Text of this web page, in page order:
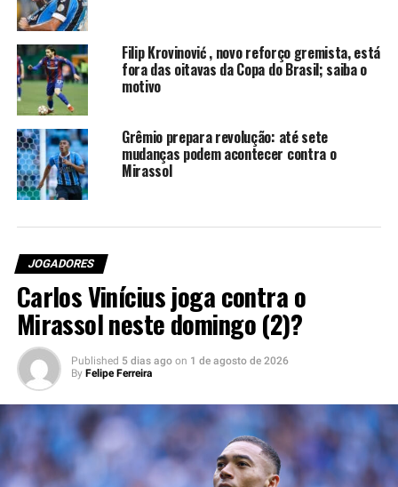
observaram as atividades entre risadas e brincadeiras. O
ambiente demonstrou, pela descontração, que o
episódio está superado.
Não há data marcada para
Renato falar
Institucionalmente está tudo resolvido. No entanto , a
entrevista para esclarecer o assunto publicamente.
Contudo, o Grêmio não divulgou nenhuma data para que
isto aconteça. O fato pode ganhar status de economia
interna e ser considerado encerrado. A fala do
presidente Alberto Guerra ao final da tarde indica este
caminho.
“Está tudo certo, zero a
zero e bola ao centro” ,
definiu o mandatário.
Filip Krovinović , novo reforço gremista, está
fora das oitavas da Copa do Brasil; saiba o
motivo
Grêmio prepara revolução: até sete
mudanças podem acontecer contra o
Mirassol
JOGADORES
Carlos Vinícius joga contra o
Mirassol neste domingo (2)?
Published 5 dias ago on 1 de agosto de 2026
By Felipe Ferreira